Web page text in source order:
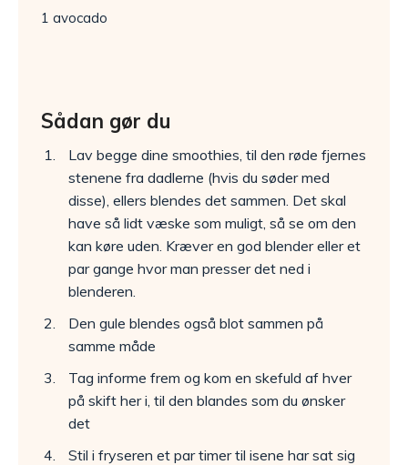
1 avocado
Sådan gør du
Lav begge dine smoothies, til den røde fjernes
stenene fra dadlerne (hvis du søder med
disse), ellers blendes det sammen. Det skal
have så lidt væske som muligt, så se om den
kan køre uden. Kræver en god blender eller et
par gange hvor man presser det ned i
blenderen.
Den gule blendes også blot sammen på
samme måde
Tag informe frem og kom en skefuld af hver
på skift her i, til den blandes som du ønsker
det
Stil i fryseren et par timer til isene har sat sig